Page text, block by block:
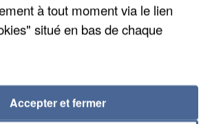
à tout moment via le lien
situé en bas de chaque
Accepter et fermer